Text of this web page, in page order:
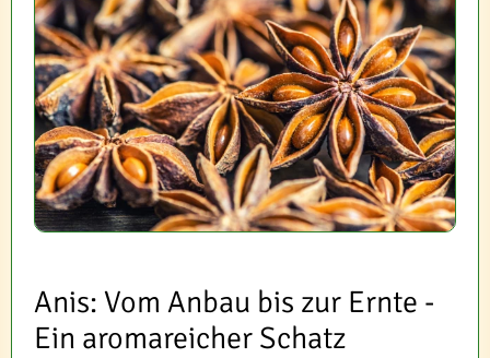
Anis: Vom Anbau bis zur Ernte -
Ein aromareicher Schatz